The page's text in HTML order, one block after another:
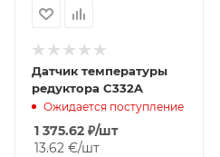
Датчик температуры
редуктора C332A
Ожидается поступление
1 375.62 ₽/шт
13.62 €/шт